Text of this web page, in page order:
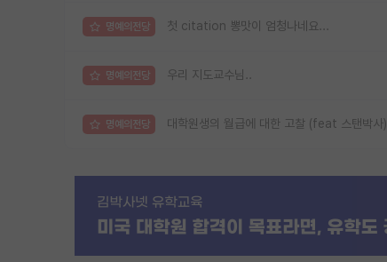
명예의전당 첫 citation 뽕맛이 엄청나네요...
명예의전당 우리 지도교수님..
명예의전당 대학원생의 월급에 대한 고찰 (feat 스탠박사)